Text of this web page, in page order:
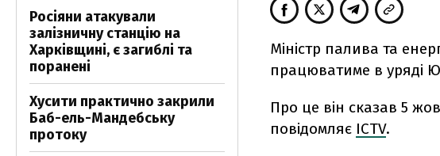
Міністр палива та
працюватиме в уряді
Про це він сказав 5
повідомляє ICTV.
Росіяни атакували
залізничну станцію на
Харківщині, є загиблі та
поранені
Хусити практично закрили
Баб-ель-Мандебську
протоку